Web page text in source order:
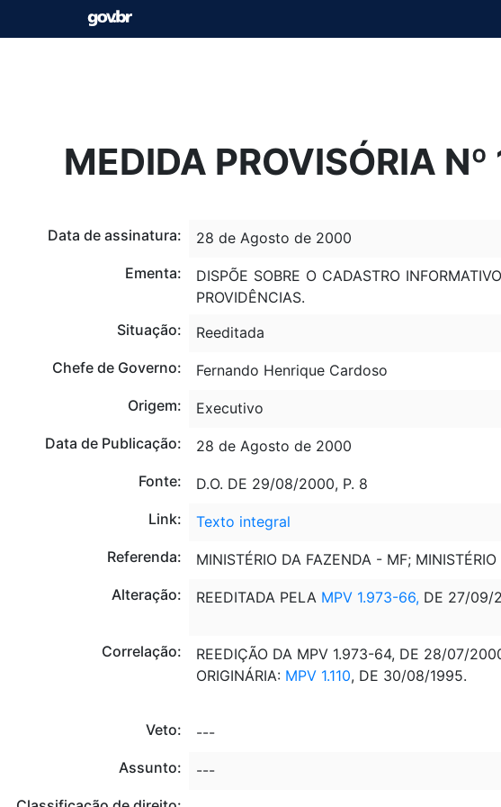
MEDIDA PROVISÓRIA
Data de assinatura:
28 de Agosto de 2000
Ementa:
DISPÕE SOBRE O CADASTRO
PROVIDÊNCIAS.
Situação:
Reeditada
Chefe de Governo:
Fernando Henrique Cardoso
Origem:
Executivo
Data de Publicação:
28 de Agosto de 2000
Fonte:
D.O. DE 29/08/2000, P. 8
Link:
Texto integral
Referenda:
MINISTÉRIO DA FAZENDA - MF;
Alteração:
REEDITADA PELA MPV 1.973-66,DE 27/09/
Correlação:
REEDIÇÃO DA MPV 1.973-64, DE 28/07/
ORIGINÁRIA: MPV 1.110, DE 30/08/1995.
Veto:
---
Assunto:
---